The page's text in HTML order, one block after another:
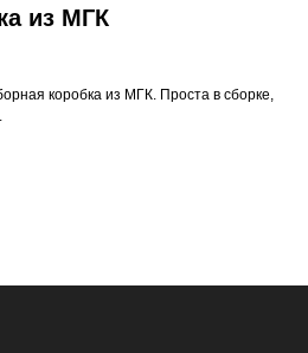
из МГК
коробка из МГК. Проста в сборке,